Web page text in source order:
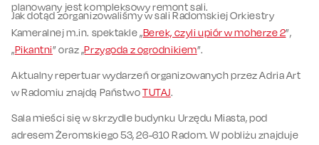
planowany jest kompleksowy remont sali.
Jak dotąd zorganizowaliśmy w sali Radomskiej Orkiestry
Kameralnej m.in. spektakle „Berek, czyli upiór w moherze 2”,
„Pikantni” oraz „Przygoda z ogrodnikiem”.
Aktualny repertuar wydarzeń organizowanych przez Adria Art
w Radomiu znajdą PaństwoTUTAJ.
Sala mieści się w skrzydle budynku Urzędu Miasta, pod
adresem Żeromskiego 53, 26-610 Radom. W pobliżu znajduje